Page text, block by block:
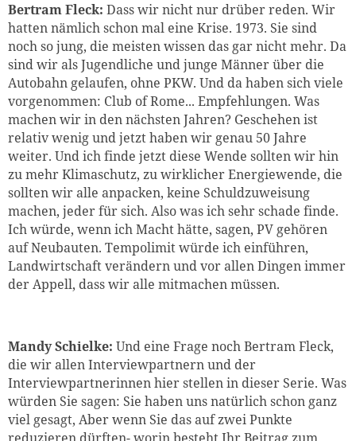
Bertram Fleck: Dass wir nicht nur drüber reden. Wir
hatten nämlich schon mal eine Krise. 1973. Sie sind
noch so jung, die meisten wissen das gar nicht mehr. Da
sind wir als Jugendliche und junge Männer über die
Autobahn gelaufen, ohne PKW. Und da haben sich viele
vorgenommen: Club of Rome... Empfehlungen. Was
machen wir in den nächsten Jahren? Geschehen ist
relativ wenig und jetzt haben wir genau 50 Jahre
weiter. Und ich finde jetzt diese Wende sollten wir hin
zu mehr Klimaschutz, zu wirklicher Energiewende, die
sollten wir alle anpacken, keine Schuldzuweisung
machen, jeder für sich. Also was ich sehr schade finde.
Ich würde, wenn ich Macht hätte, sagen, PV gehören
auf Neubauten. Tempolimit würde ich einführen,
Landwirtschaft verändern und vor allen Dingen immer
der Appell, dass wir alle mitmachen müssen.
Mandy Schielke: Und eine Frage noch Bertram Fleck,
die wir allen Interviewpartnern und der
Interviewpartnerinnen hier stellen in dieser Serie. Was
würden Sie sagen: Sie haben uns natürlich schon ganz
viel gesagt, Aber wenn Sie das auf zwei Punkte